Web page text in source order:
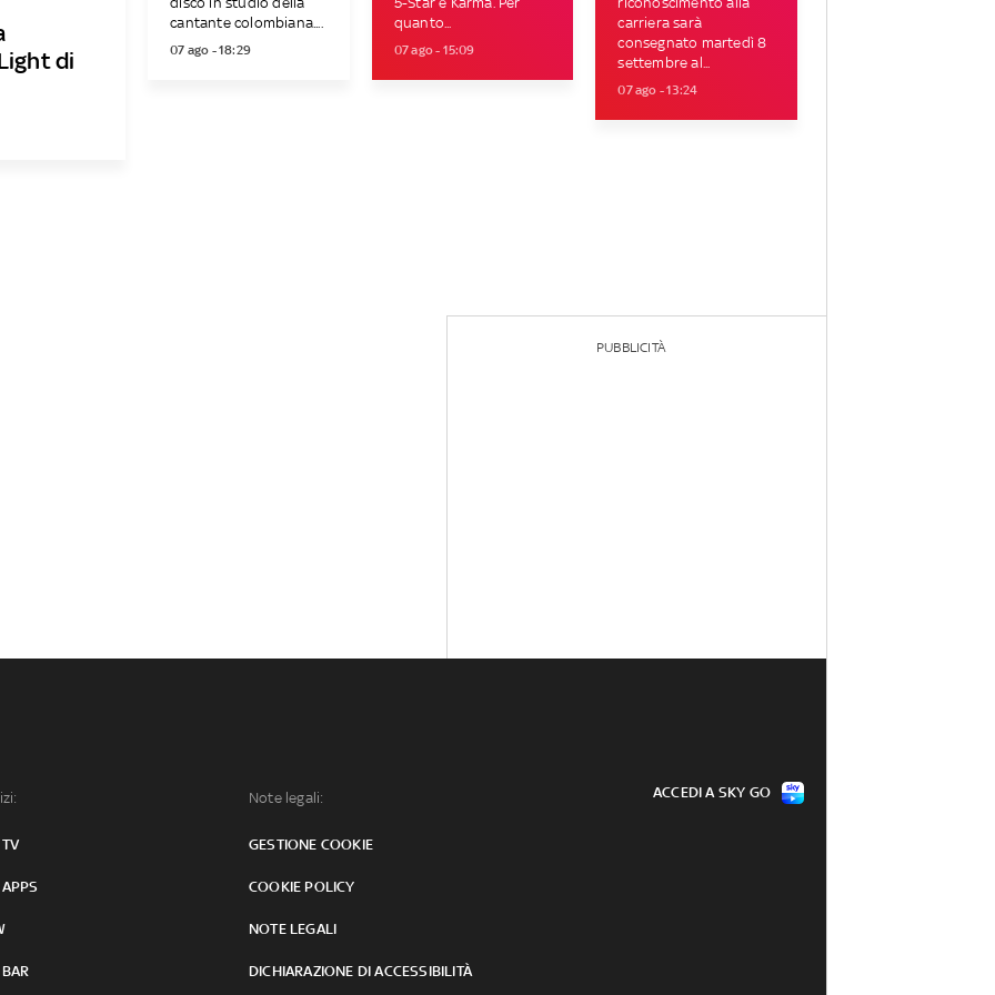
di
cantante colombiana....
07 ago - 18:29
quanto...
07 ago - 15:09
carriera sarà
consegnato martedì 8
settembre al...
07 ago - 13:24
PUBBLICITÀ
Note legali:
GESTIONE COOKIE
COOKIE POLICY
NOTE LEGALI
DICHIARAZIONE DI ACCESSIBILITÀ
ACCEDI A SKY GO